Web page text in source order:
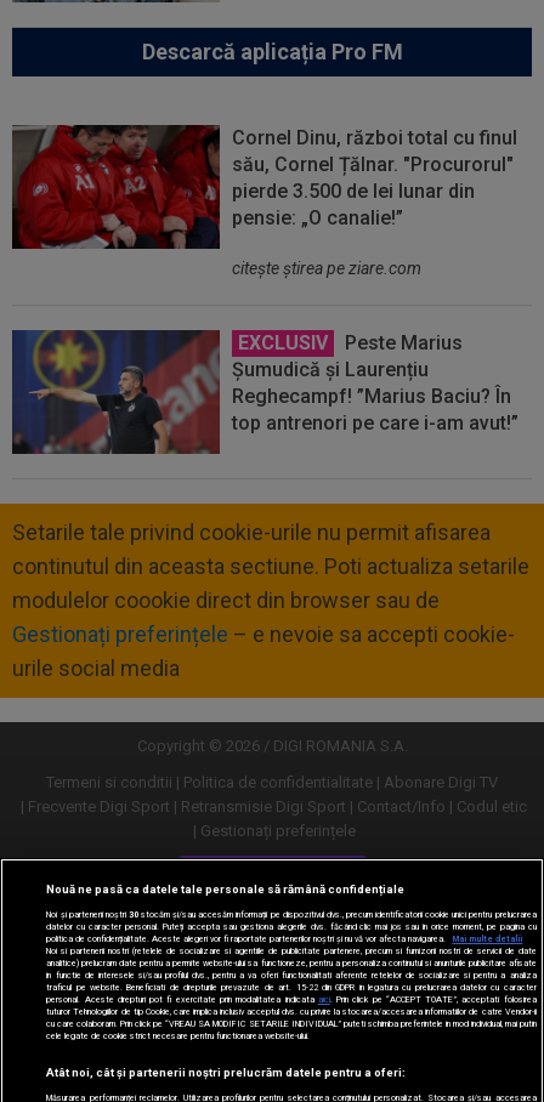
Descarcă aplicația Pro FM
Cornel Dinu, război total cu finul
său, Cornel Țălnar. "Procurorul"
pierde 3.500 de lei lunar din
pensie: „O canalie!”
citeşte ştirea pe ziare.com
EXCLUSIV
Peste Marius
Șumudică și Laurențiu
Reghecampf! ”Marius Baciu? În
top antrenori pe care i-am avut!”
Setarile tale privind cookie-urile nu permit afisarea
continutul din aceasta sectiune. Poti actualiza setarile
modulelor coookie direct din browser sau de
Gestionați preferințele – e nevoie sa accepti cookie-
urile social media
Copyright © 2026 / DIGI ROMANIA S.A.
Termeni si conditii
Politica de confidentialitate
Abonare Digi TV
Frecvente Digi Sport
Retransmisie Digi Sport Contact/Info
Codul etic
Gestionați preferințele
Versiune desktop
Nouă ne pasă ca datele tale personale să rămână confidențiale
Noi și partenerii noștri30stocăm și/sau accesăm informații pe dispozitivul dvs., precum identificatorii cookie unici pentru prelucrarea
datelor cu caracter personal. Puteți accepta sau gestiona alegerile dvs. făcând clic mai jos sau în orice moment, pe pagina cu
politica de confidențialitate. Aceste alegeri vor fi raportate partenerilor noștri și nu vă vor afecta navigarea.
Mai multe detalii
Noi si partenerii nostri (retelele de socializare si agentiile de publicitate partenere, precum si furnizorii nostri de servicii de date
analitice) prelucram date pentru a permite website-ului sa functioneze, pentru a personaliza continutul si anunturile publicitare afisate
in functie de interesele si/sau profilul dvs., pentru a va oferi functionalitati aferente retelelor de socializare si pentru a analiza
traficul pe website. Beneficiati de drepturile prevazute de art. 15-22 din GDPR in legatura cu prelucrarea datelor cu caracter
personal. Aceste drepturi pot fi exercitate prin modalitatea indicata aici. Prin click pe “ACCEPT TOATE”, acceptati folosirea
tuturor Tehnologiilor de tip Cookie, care implica inclusiv acceptul dvs. cu privire la stocarea/accesarea informatiilor de catre Vendor-ii
cu care colaboram. Prin click pe “VREAU SA MODIFIC SETARILE INDIVIDUAL” puteti schimba preferintele in mod individual, mai putin
cele legate de cookie strict necesare pentru functionarea website-ului.
Atât noi, cât și partenerii noștri prelucrăm datele pentru a oferi:
Măsurarea performanței reclamelor. Utilizarea profilurilor pentru selectarea conținutului personalizat. Stocarea și/sau accesarea